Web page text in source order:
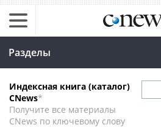
Разделы
Индексная книга (каталог)
CNews*
Получите все материалы
CNews по ключевому слову